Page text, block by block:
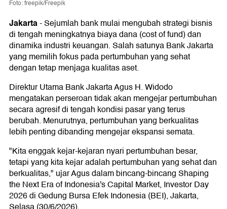
Foto: freepik/Freepik
Jakarta-Sejumlah bank mulai mengubah strategi bisnis
di tengah meningkatnya biaya dana (cost of fund) dan
dinamika industri keuangan. Salah satunya Bank Jakarta
yang memilih fokus pada pertumbuhan yang sehat
dengan tetap menjaga kualitas aset.
Direktur Utama Bank Jakarta Agus H. Widodo
mengatakan perseroan tidak akan mengejar pertumbuhan
secara agresif di tengah kondisi pasar yang terus
berubah. Menurutnya, pertumbuhan yang berkualitas
lebih penting dibanding mengejar ekspansi semata.
"Kita enggak kejar-kejaran nyari pertumbuhan besar,
tetapi yang kita kejar adalah pertumbuhan yang sehat dan
berkualitas," ujar Agus dalam bincang-bincang Shaping
the Next Era of Indonesia's Capital Market, Investor Day
2026 di Gedung Bursa Efek Indonesia (BEI), Jakarta,